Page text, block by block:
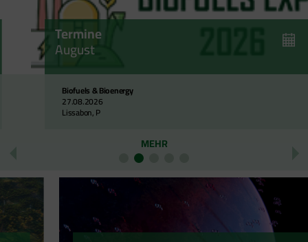
Termine
August
Biofuels & Bioenergy
27.08.2026
Lissabon, P